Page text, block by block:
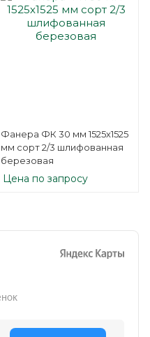
Фанера ФК 30 мм 1525х1525
мм сорт 2/3 шлифованная
березовая
Цена по запросу